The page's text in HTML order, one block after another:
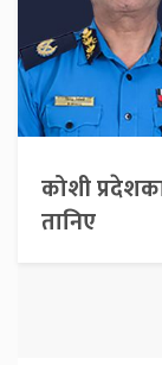
कोशी
तानिए